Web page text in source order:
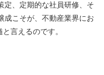
定、定期的な社員研修、そ
成こそが、不動産業界にお
言えるのです。